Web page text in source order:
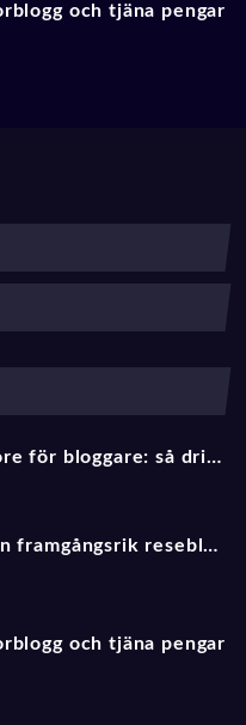
och tjäna pengar
Kids Brand Store för bloggare: så driver du trafik och affiliate‑intäkter med barnmode 2025
Så skapar du en framgångsrik reseblogg 2025
och tjäna pengar